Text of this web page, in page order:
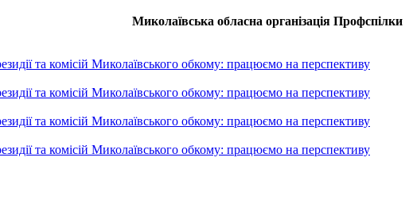
Миколаївська обласна організація Профспілки